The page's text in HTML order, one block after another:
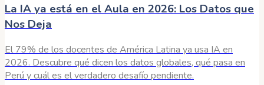
La IA ya está en el Aula en 2026: Los Datos que
Nos Deja
El 79% de los docentes de América Latina ya usa IA en
2026. Descubre qué dicen los datos globales, qué pasa en
Perú y cuál es el verdadero desafío pendiente.